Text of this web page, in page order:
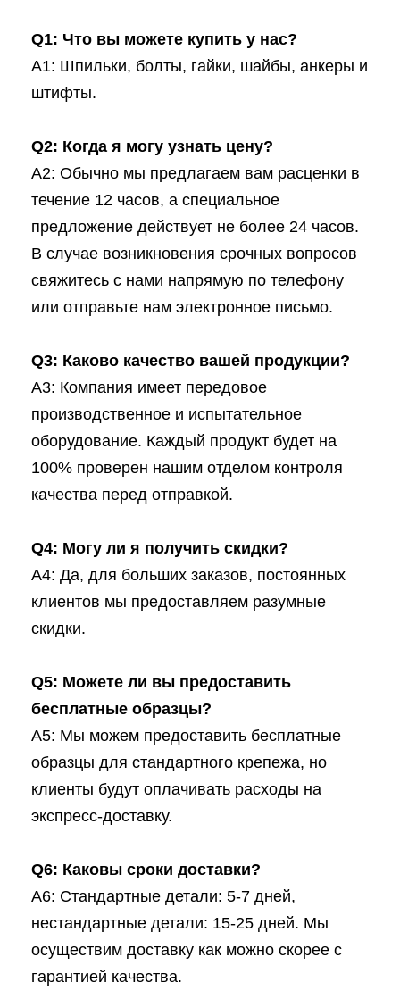
Q1: Что вы можете купить у нас?
A1: Шпильки, болты, гайки, шайбы, анкеры и
штифты.
Q2: Когда я могу узнать цену?
A2: Обычно мы предлагаем вам расценки в
течение 12 часов, а специальное
предложение действует не более 24 часов.
В случае возникновения срочных вопросов
свяжитесь с нами напрямую по телефону
или отправьте нам электронное письмо.
Q3: Каково качество вашей продукции?
A3: Компания имеет передовое
производственное и испытательное
оборудование. Каждый продукт будет на
100% проверен нашим отделом контроля
качества перед отправкой.
Q4: Могу ли я получить скидки?
A4: Да, для больших заказов, постоянных
клиентов мы предоставляем разумные
скидки.
Q5: Можете ли вы предоставить
бесплатные образцы?
A5: Мы можем предоставить бесплатные
образцы для стандартного крепежа, но
клиенты будут оплачивать расходы на
экспресс-доставку.
Q6: Каковы сроки доставки?
A6: Стандартные детали: 5-7 дней,
нестандартные детали: 15-25 дней. Мы
осуществим доставку как можно скорее с
гарантией качества.